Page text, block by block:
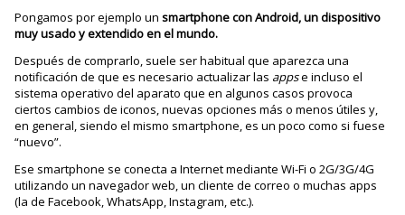
Pongamos por ejemplo unsmartphone con Android, un dispositivo
muy usado y extendido en el mundo.
Después de comprarlo, suele ser habitual que aparezca una
notificación de que es necesario actualizar las appse incluso el
sistema operativo del aparato que en algunos casos provoca
ciertos cambios de iconos, nuevas opciones más o menos útiles y,
en general, siendo el mismo smartphone, es un poco como si fuese
“nuevo”.
Ese smartphone se conecta a Internet mediante Wi-Fi o 2G/3G/4G
utilizando un navegador web, un cliente de correo o muchas apps
(la de Facebook, WhatsApp, Instagram, etc.).